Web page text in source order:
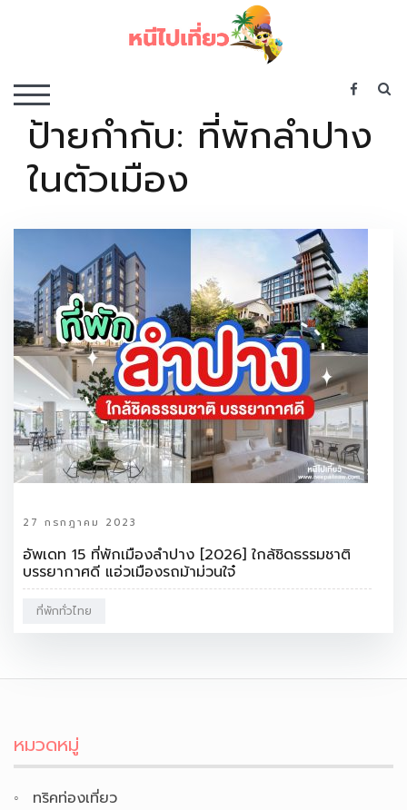
TOGGLE MOBILE MENU
ป้ายกำกับ: ที่พักลำปาง
ในตัวเมือง
27 กรกฎาคม 2023
อัพเดท 15 ที่พักเมืองลำปาง [2026] ใกล้ชิดธรรมชาติ
บรรยากาศดี แอ่วเมืองรถม้าม่วนใจ๋
ที่พักทั่วไทย
หมวดหมู่
ทริคท่องเที่ยว